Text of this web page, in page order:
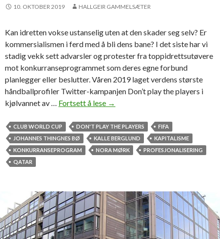
g
e
”
i
n
s
t
10. OKTOBER 2019 HALLGEIR GAMMELSÆTER
Kan idretten vokse ustanselig uten at den skader seg selv? Er
kommersialismen i ferd med å bli dens bane? I det siste har vi
stadig vekk sett advarsler og protester fra toppidrettsutøvere
mot konkurranseprogrammet som deres egne forbund
planlegger eller beslutter. Våren 2019 laget verdens største
håndballprofiler Twitter-kampanjen Don’t play the players i
kjølvannet av … Fortsett å lese O
å
s
p
s
n
e
→
CLUB WORLD CUP DON'T PLAY THE PLAYERS
FIFA
JOHANNES THINGNES BØ
KALLE BERGLUND
KAPITALISME
KONKURRANSEPROGRAM
NORA MØRK
PROFESJONALISERING
QATAR